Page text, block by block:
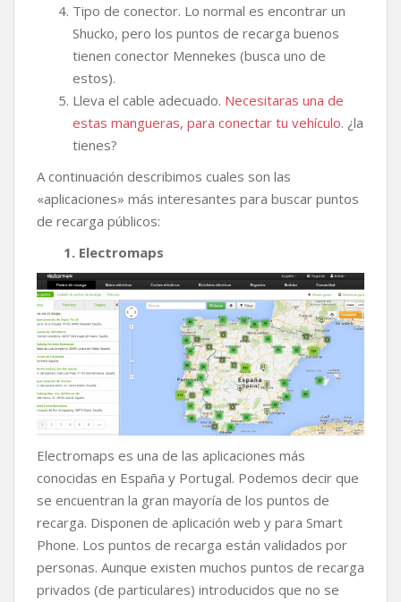
Tipo de conector. Lo normal es encontrar un
Shucko, pero los puntos de recarga buenos
tienen conector Mennekes (busca uno de
estos).
Lleva el cable adecuado. Necesitaras una de
estas mangueras, para conectar tu vehículo. ¿la
tienes?
A continuación describimos cuales son las
«aplicaciones» más interesantes para buscar puntos
de recarga públicos:
1. Electromaps
Electromaps es una de las aplicaciones más
conocidas en España y Portugal. Podemos decir que
se encuentran la gran mayoría de los puntos de
recarga. Disponen de aplicación web y para Smart
Phone. Los puntos de recarga están validados por
personas. Aunque existen muchos puntos de recarga
privados (de particulares) introducidos que no se